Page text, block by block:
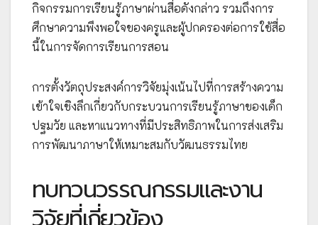
กิจกรรมการเรียนรู้ภาษาผ่านสื่อดังกล่าว รวมถึงการ
ศึกษาความพึงพอใจของครูและผู้ปกครองต่อการใช้สื่อ
นี้ในการจัดการเรียนการสอน
การตั้งวัตถุประสงค์การวิจัยมุ่งเน้นไปที่การสร้างความ
เข้าใจเชิงลึกเกี่ยวกับกระบวนการเรียนรู้ภาษาของเด็ก
ปฐมวัย และหาแนวทางที่มีประสิทธิภาพในการส่งเสริม
การพัฒนาภาษาให้เหมาะสมกับวัฒนธรรมไทย
ทบทวนวรรณกรรมและงาน